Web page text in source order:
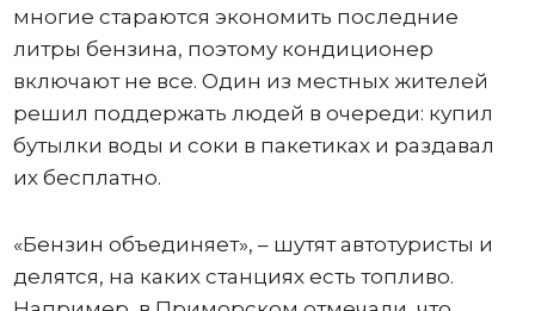
многие стараются экономить последние
литры бензина, поэтому кондиционер
включают не все. Один из местных жителей
решил поддержать людей в очереди: купил
бутылки воды и соки в пакетиках и раздавал
их бесплатно.
«Бензин объединяет», – шутят автотуристы и
делятся, на каких станциях есть топливо.